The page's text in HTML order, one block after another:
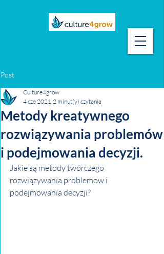
Post
Metody kreatywnego
rozwiązywania problemów
i podejmowania decyzji.
Culture4grow
4 cze 2021 2 minut(y) czytania
Jakie są metody twórczego
rozwiązywania problemow i
podejmowania decyzji?